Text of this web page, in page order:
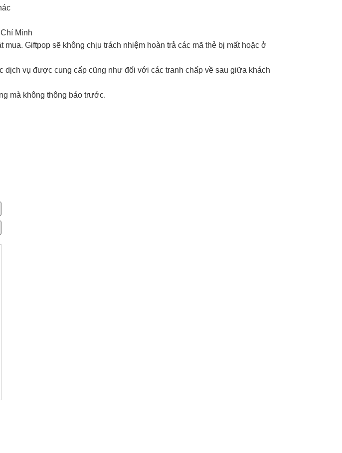
Minh
Giftpop sẽ không chịu trách nhiệm hoàn trả các mã thẻ bị mất hoặc ở
vụ được cung cấp cũng như đối với các tranh chấp về sau giữa khách
mà không thông báo trước.